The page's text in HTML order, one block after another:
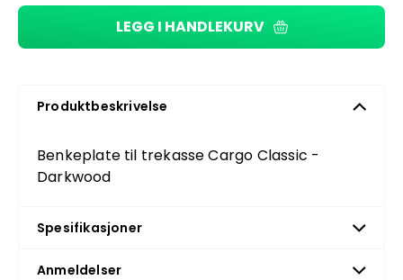
LEGG I HANDLEKURV
Produktbeskrivelse
Benkeplate til trekasse Cargo Classic -
Darkwood
Spesifikasjoner
Anmeldelser